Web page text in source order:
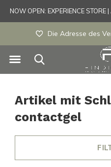
Die Adresse des
Artikel mit
contactgel